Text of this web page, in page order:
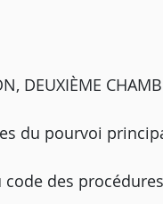
DEUXIÈME
du pourvoi
code des